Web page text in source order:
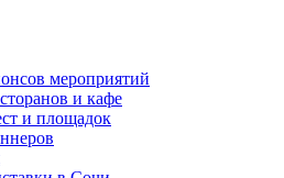
мероприятий
и кафе
и площадок